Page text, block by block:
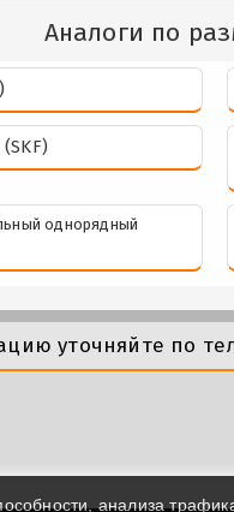
Аналоги по
(SKF)
однорядный
уточняйте по
анализа